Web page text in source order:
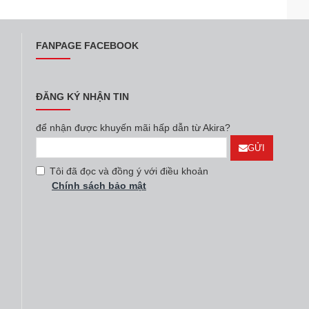
FANPAGE FACEBOOK
ĐĂNG KÝ NHẬN TIN
để nhận được khuyến mãi hấp dẫn từ Akira?
GỬI
Tôi đã đọc và đồng ý với điều khoản
Chính sách bảo mật